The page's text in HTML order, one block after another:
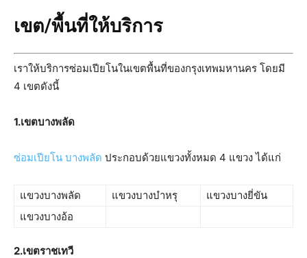
เขต/พื้นที่ให้บริการ
เราให้บริการซ่อมเปียโนในเขตพื้นที่ของกรุงเทพมหานคร โดยมี
4 เขตดังนี้
1.เขตบางพลัด
ซ่อมเปียโน บางพลัด ประกอบด้วยแขวงทั้งหมด 4 แขวง ได้แก่
แขวงบางพลัด แขวงบางบำหรุ
แขวงบางยี่ขัน
แขวงบางอ้อ
2.เขตราชเทวี